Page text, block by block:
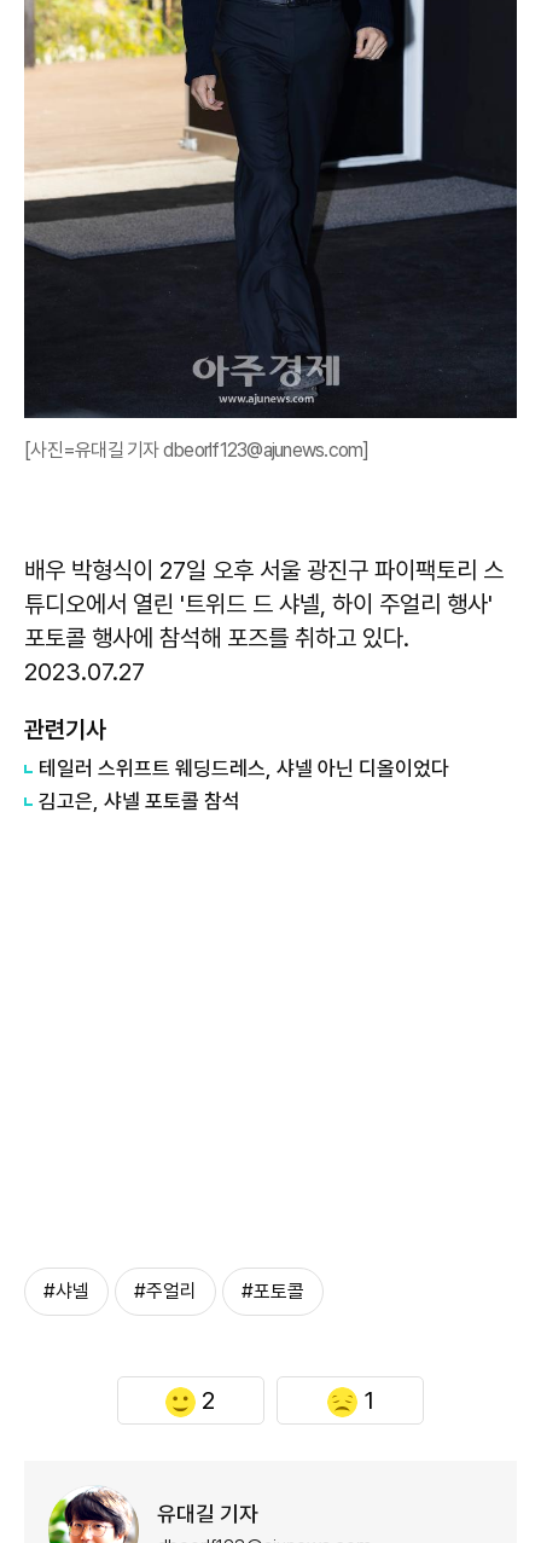
[사진=유대길 기자 dbeorlf123@ajunews.com]
배우 박형식이 27일 오후 서울 광진구 파이팩토리 스
튜디오에서 열린 '트위드 드 샤넬, 하이 주얼리 행사'
포토콜 행사에 참석해 포즈를 취하고 있다.
2023.07.27
관련기사
테일러 스위프트 웨딩드레스, 샤넬 아닌 디올이었다
김고은, 샤넬 포토콜 참석
#샤넬 #주얼리 #포토콜
2 1
유대길 기자